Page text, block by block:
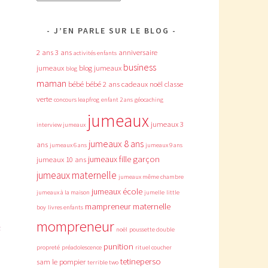
J’EN PARLE SUR LE BLOG
2 ans3 ans activités enfants anniversaire
jumeaux blog blog jumeaux business
maman bébé bébé 2 anscadeaux noëlclasse
verte concours leapfrog enfant 2 ans géocaching
interview jumeaux jumeaux jumeaux 3
ans jumeaux 6 ans jumeaux 8 ans jumeaux 9 ans
jumeaux 10 ans jumeaux fille garçon
jumeaux maternelle jumeaux même chambre
jumeaux à la maison jumeaux école jumelle little
boy livres enfants mampreneur maternelle
mompreneur noël poussette double
propreté préadolescence punition rituel coucher
sam le pompier terrible two tetineperso